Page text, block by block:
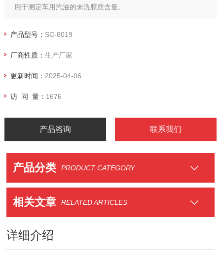
用于测定车用汽油的未洗胶质含量。
产品型号： SC-8019
厂商性质： 生产厂家
更新时间： 2025-04-06
访 问 量： 1676
产品咨询 联系我们
产品分类 PRODUCT CATEGORY
相关文章 RELATED ARTICLES
详细介绍